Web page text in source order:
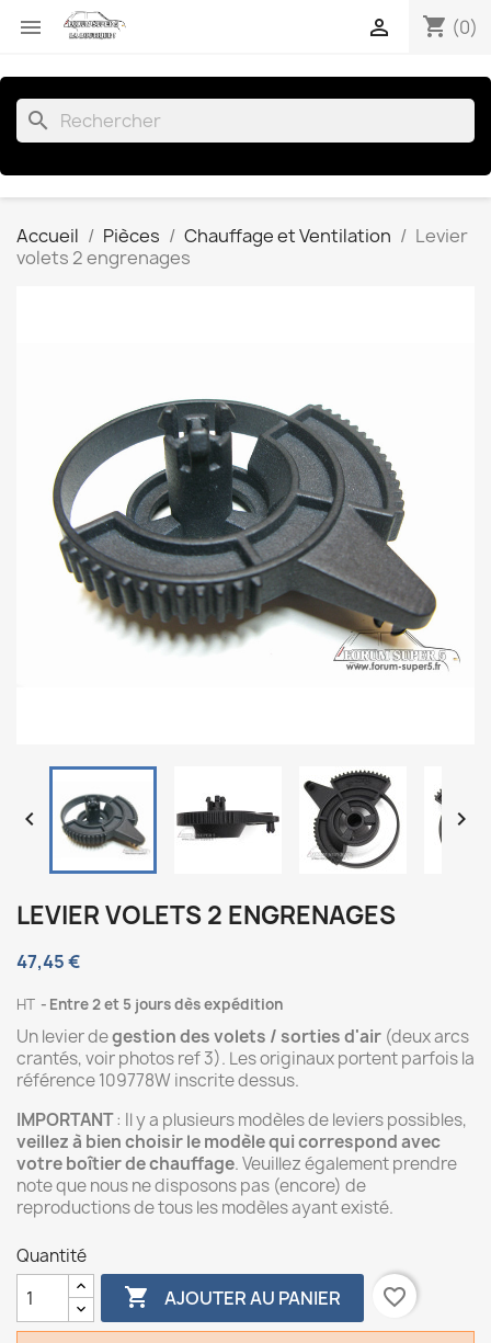
 shopping_cart (0)

search
Accueil Pièces Chauffage et Ventilation
Levier
volets 2 engrenages
 
LEVIER VOLETS 2 ENGRENAGES
47,45 €
HT Entre 2 et 5 jours dès expédition
Un levier degestion des volets / sorties d'air (deux arcs
crantés,voir photos ref 3). Les originaux portent parfois la
référence 109778W inscrite dessus.
IMPORTANT: Il y a plusieurs modèles de leviers possibles,
veillez à bien choisir le modèle qui correspond avec
votre boîtier de chauffage. Veuillez également prendre
note que nous ne disposons pas (encore) de
reproductions de tous les modèles ayant existé.
Quantité
 AJOUTER AU PANIER favorite_border